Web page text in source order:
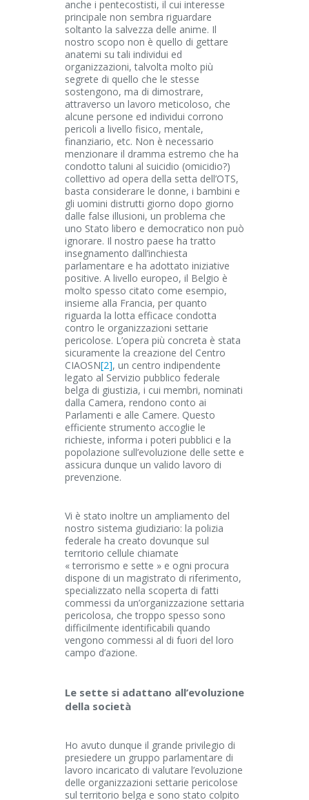
anche i pentecostisti, il cui interesse
principale non sembra riguardare
soltanto la salvezza delle anime. Il
nostro scopo non è quello di gettare
anatemi su tali individui ed
organizzazioni, talvolta molto più
segrete di quello che le stesse
sostengono, ma di dimostrare,
attraverso un lavoro meticoloso, che
alcune persone ed individui corrono
pericoli a livello fisico, mentale,
finanziario, etc. Non è necessario
menzionare il dramma estremo che ha
condotto taluni al suicidio (omicidio?)
collettivo ad opera della setta dell’OTS,
basta considerare le donne, i bambini e
gli uomini distrutti giorno dopo giorno
dalle false illusioni, un problema che
uno Stato libero e democratico non può
ignorare. Il nostro paese ha tratto
insegnamento dall’inchiesta
parlamentare e ha adottato iniziative
positive. A livello europeo, il Belgio è
molto spesso citato come esempio,
insieme alla Francia, per quanto
riguarda la lotta efficace condotta
contro le organizzazioni settarie
pericolose. L’opera più concreta è stata
sicuramente la creazione del Centro
CIAOSN[2], un centro indipendente
legato al Servizio pubblico federale
belga di giustizia, i cui membri, nominati
dalla Camera, rendono conto ai
Parlamenti e alle Camere. Questo
efficiente strumento accoglie le
richieste, informa i poteri pubblici e la
popolazione sull’evoluzione delle sette e
assicura dunque un valido lavoro di
prevenzione.
Vi è stato inoltre un ampliamento del
nostro sistema giudiziario: la polizia
federale ha creato dovunque sul
territorio cellule chiamate
« terrorismo e sette » e ogni procura
dispone di un magistrato di riferimento,
specializzato nella scoperta di fatti
commessi da un’organizzazione settaria
pericolosa, che troppo spesso sono
difficilmente identificabili quando
vengono commessi al di fuori del loro
campo d’azione.
Le sette si adattano all’evoluzione
della società
Ho avuto dunque il grande privilegio di
presiedere un gruppo parlamentare di
lavoro incaricato di valutare l’evoluzione
delle organizzazioni settarie pericolose
sul territorio belga e sono stato colpito